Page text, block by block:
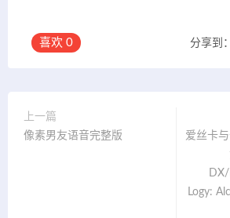
喜欢 0 分享到：
上一篇
像素男友语音完整版
爱丝卡
Logy: